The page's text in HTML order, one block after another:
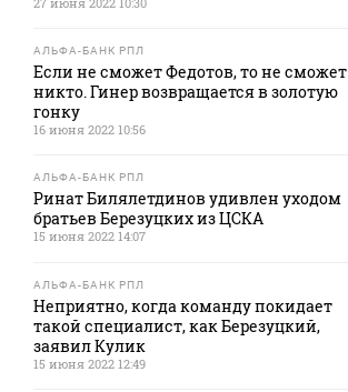
АЛЬФА-БАНК РПЛ
Если не сможет Федотов, то не сможет
никто. Гинер возвращается в золотую
гонку
16 июня 2022 10:56
АЛЬФА-БАНК РПЛ
Ринат Билялетдинов удивлен уходом
братьев Березуцких из ЦСКА
15 июня 2022 14:07
АЛЬФА-БАНК РПЛ
Неприятно, когда команду покидает
такой специалист, как Березуцкий,
заявил Кулик
15 июня 2022 12:49